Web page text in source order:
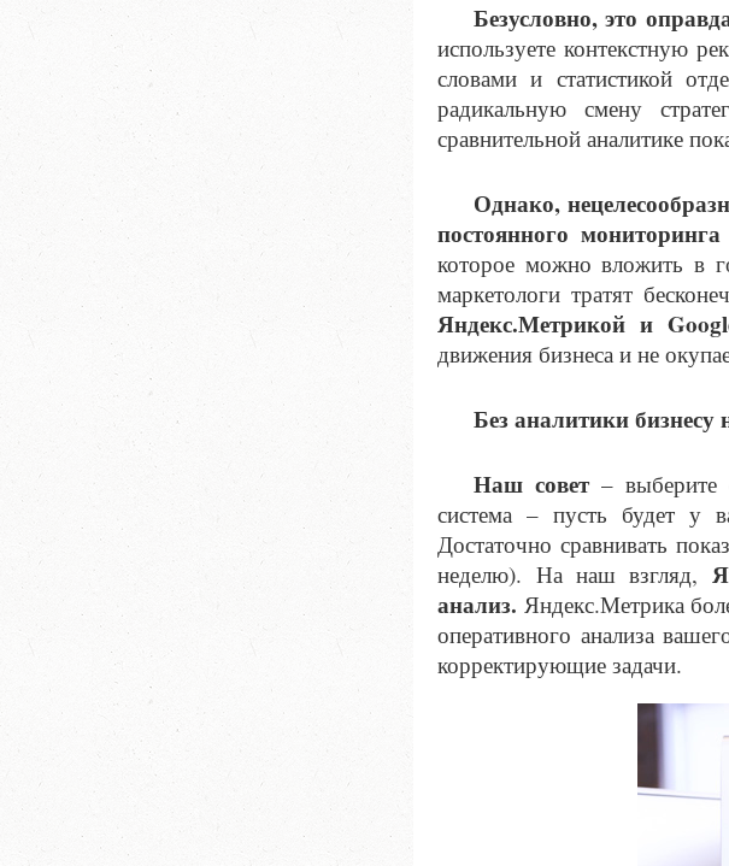
Безусловно, это
используете контекстную
словами и статистикой
радикальную смену
сравнительной аналитике
Однако,
постоянного
которое можно вложить в
маркетологи тратят
Яндекс.Метрикой и
движения бизнеса и не
Без аналитики
Наш совет– выберите
система – пусть будет у
Достаточно сравнивать
неделю). На наш взгляд,
анализ. Яндекс.Метрика
оперативного анализа
корректирующие задачи.